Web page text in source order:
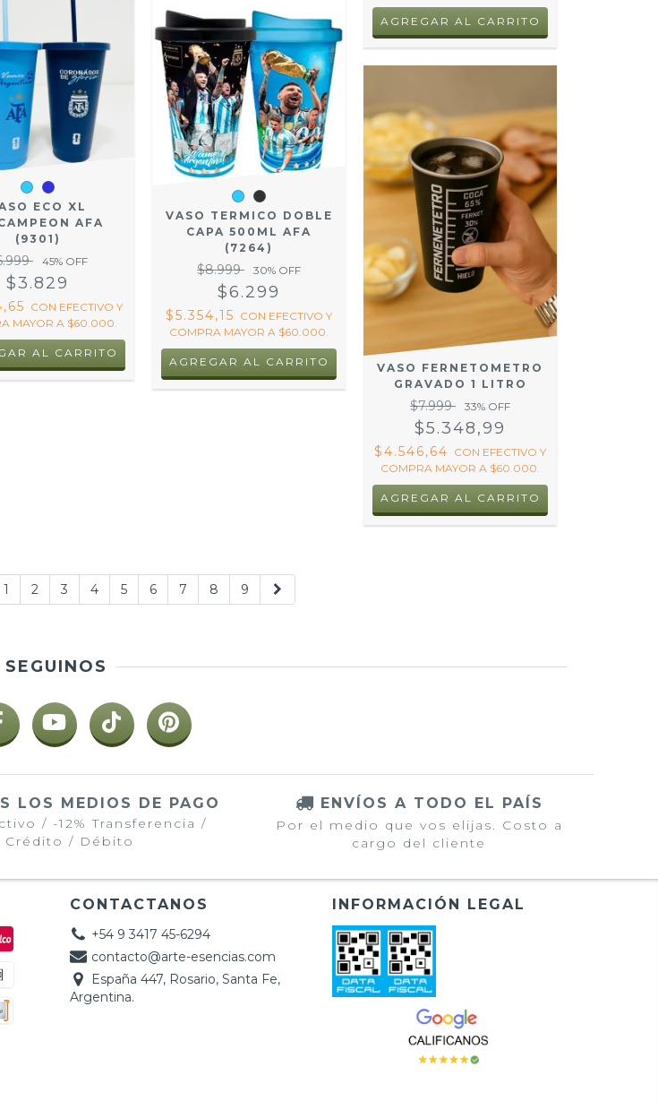
ECO XL
AFA
(9301)
45% OFF
$3.829
CON EFECTIVO Y
MAYOR A $60.000.
AL CARRITO
VASO TERMICO DOBLE
CAPA 500ML AFA
(7264)
$8.999 30% OFF
$6.299
$5.354,15 CON EFECTIVO Y
COMPRA MAYOR A $60.000.
AGREGAR AL CARRITO
VASO FERNETOMETRO
GRAVADO 1 LITRO
$7.999 33% OFF
$5.348,99
$4.546,64 CON EFECTIVO Y
COMPRA MAYOR A $60.000.
AGREGAR AL CARRITO
1 2 3 4 5 6 7 8 9
SEGUINOS
LOS MEDIOS DE PAGO
/ -12% Transferencia /
Crédito / Débito
ENVÍOS A TODO EL PAÍS
Por el medio que vos elijas. Costo a
cargo del cliente
CONTACTANOS
+54 9 3417 45-6294
contacto@arte-esencias.com
España 447, Rosario, Santa Fe,
Argentina.
INFORMACIÓN LEGAL